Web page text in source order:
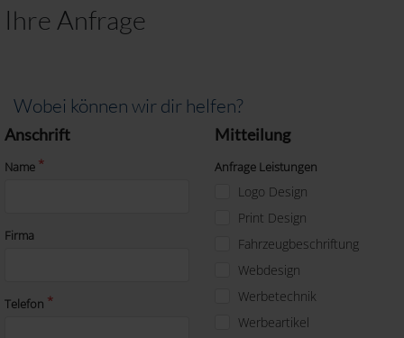
Ihre Anfrage
Wobei können wir dir helfen?
Anschrift
Name
Firma
Telefon
Mitteilung
Anfrage Leistungen
Logo Design
Print Design
Fahrzeugbeschriftung
Webdesign
Werbetechnik
Werbeartikel